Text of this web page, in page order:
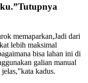
memaparkan,Jadi dari
lebih maksimal
bisa lahan ini di
galian manual
kadus.